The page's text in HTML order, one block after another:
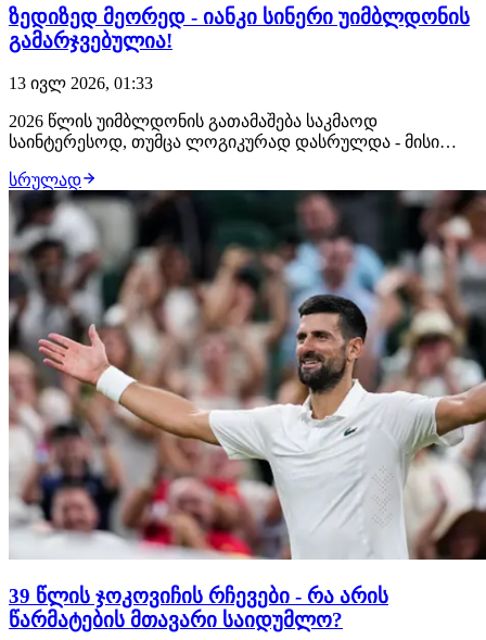
ზედიზედ მეორედ - იანკი სინერი უიმბლდონის
გამარჯვებულია!
13 ივლ 2026, 01:33
2026 წლის უიმბლდონის გათამაშება საკმაოდ
საინტერესოდ, თუმცა ლოგიკურად დასრულდა - მისი
გერმანელ ალექსანდრ ზვერევს დაუპირისპირდა.
პირველი სეტი სინერმა ტაი ბრეიკზე წააგო, დაძაბული
იყო მეორე სეტიც, სადაც ასევე ტაი ბრეიკი იყო და
ამჯერად გ…
სრულად
39 წლის ჯოკოვიჩის რჩევები - რა არის
წარმატების მთავარი საიდუმლო?